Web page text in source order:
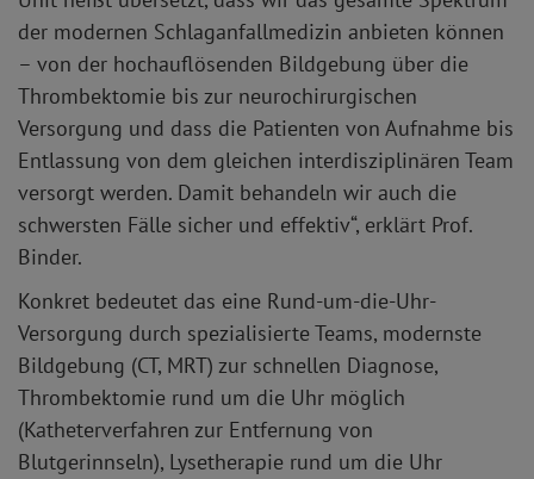
der modernen Schlaganfallmedizin anbieten können
– von der hochauflösenden Bildgebung über die
Thrombektomie bis zur neurochirurgischen
Versorgung und dass die Patienten von Aufnahme bis
Entlassung von dem gleichen interdisziplinären Team
versorgt werden. Damit behandeln wir auch die
schwersten Fälle sicher und effektiv“, erklärt Prof.
Binder.
Konkret bedeutet das eine Rund-um-die-Uhr-
Versorgung durch spezialisierte Teams, modernste
Bildgebung (CT, MRT) zur schnellen Diagnose,
Thrombektomie rund um die Uhr möglich
(Katheterverfahren zur Entfernung von
Blutgerinnseln), Lysetherapie rund um die Uhr